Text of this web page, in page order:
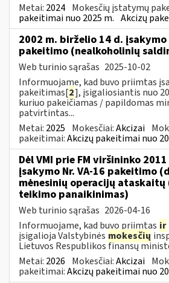
Metai: 2024 Mokesčių įstatymų
pakeitimai nuo 2025 m. Akcizų
2002 m. birželio 14 d. įsakymo
pakeitimo (nealkoholinių
Web turinio sąrašas 2025-10-02
Informuojame, kad buvo priimtas
pakeitimas[2], įsigaliosiantis nuo
kuriuo pakeičiamas / papildomas
patvirtintas...
Metai: 2025 Mokesčiai:Akcizai
pakeitimai:Akcizų pakeitimai nuo
Dėl VMI prie FM viršininko
įsakymo Nr. VA-16 pakeitimo
mėnesinių operacijų ataskaitų
teikimo panaikinimas)
Web turinio sąrašas 2026-04-16
Informuojame, kad buvo priimtas ir
įsigalioja Valstybinės mokesčių
Lietuvos Respublikos finansų
Metai: 2026 Mokesčiai:Akcizai
pakeitimai:Akcizų pakeitimai nuo